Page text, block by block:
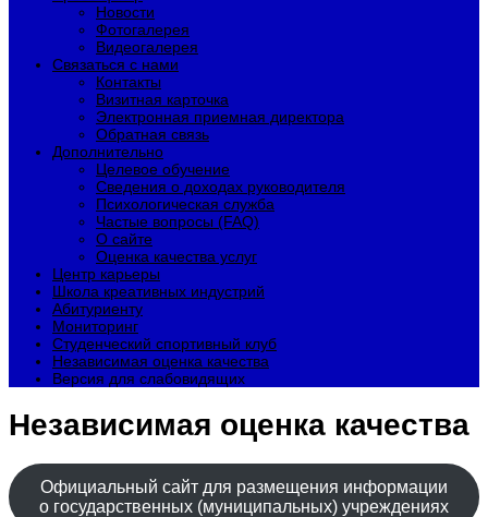
Новости
Фотогалерея
Видеогалерея
Связаться с нами
Контакты
Визитная карточка
Электронная приемная директора
Обратная связь
Дополнительно
Целевое обучение
Сведения о доходах руководителя
Психологическая служба
Частые вопросы (FAQ)
О сайте
Оценка качества услуг
Центр карьеры
Школа креативных индустрий
Абитуриенту
Мониторинг
Студенческий спортивный клуб
Независимая оценка качества
Версия для слабовидящих
Независимая оценка качества
Официальный сайт для размещения информации
о государственных (муниципальных) учреждениях